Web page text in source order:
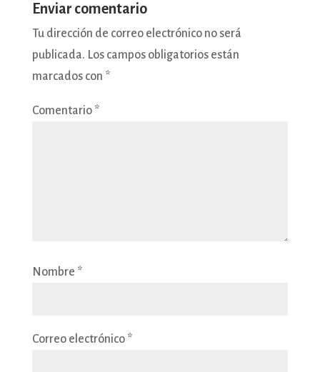
Enviar comentario
Tu dirección de correo electrónico no será
publicada. Los campos obligatorios están
marcados con *
Comentario *
Nombre *
Correo electrónico *